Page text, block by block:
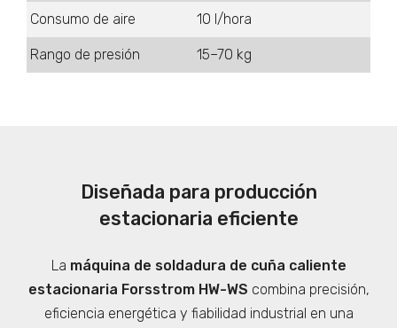
Consumo de aire 10 l/hora
Rango de presión 15–70 kg
Diseñada para producción
estacionaria eficiente
La máquina de soldadura de cuña caliente
estacionaria Forsstrom HW-WS combina precisión,
eficiencia energética y fiabilidad industrial en una